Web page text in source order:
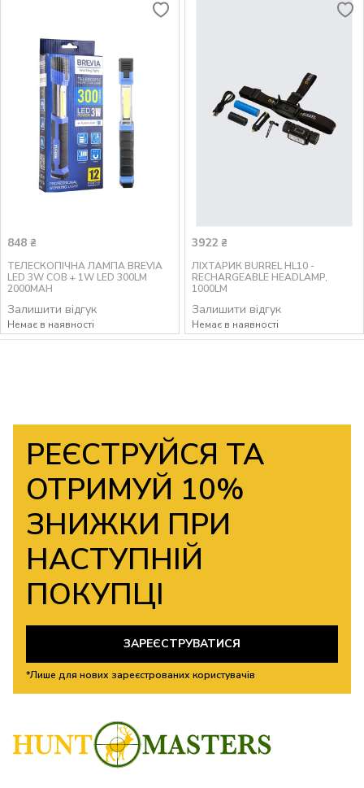
848 ₴
ТЕЛЕСКОПІЧНА ЛАМПА BREVIA
LED 3W COB + 1W LED 300LM
2000MAH
Залишити відгук
Немає в наявності
3922 ₴
ЛІХТАРИК BURREL HL10 -
RECHARGEABLE HEADLAMP,
1000LM
Залишити відгук
Немає в наявності
РЕЄСТРУЙСЯ ТА
ОТРИМУЙ 10%
ЗНИЖКИ ПРИ
НАСТУПНІЙ
ПОКУПЦІ
ЗАРЕЄСТРУВАТИСЯ
*Лише для нових зареєстрованих користувачів